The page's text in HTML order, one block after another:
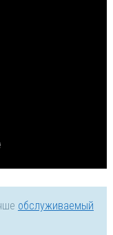
обслуживаемый